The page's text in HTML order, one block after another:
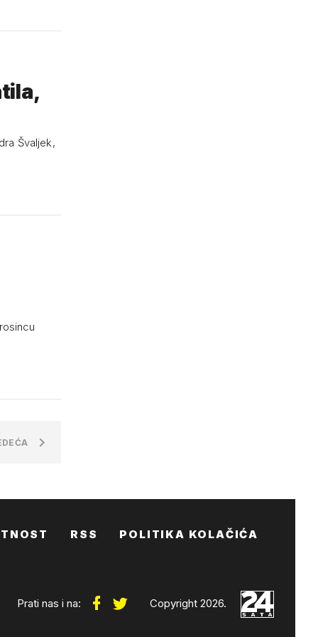
Švaljek,
RSS POLITIKA KOLAČIĆA
Prati nas i na: Copyright 2026.